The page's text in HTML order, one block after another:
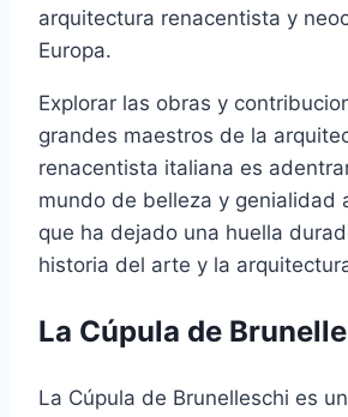
arquitectura renacentista y
Europa.
Explorar las obras y
grandes maestros de la
renacentista italiana es
mundo de belleza y genialidad
que ha dejado una huella
historia del arte y la
La Cúpula de
La Cúpula de Brunelleschi es